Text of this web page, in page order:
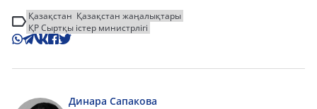
Қазақстан Қазақстан жаңалықтары
ҚР Сыртқы істер министрлігі
Динара Сапакова